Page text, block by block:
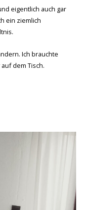
eigentlich auch gar
ein ziemlich
Ich brauchte
dem Tisch.